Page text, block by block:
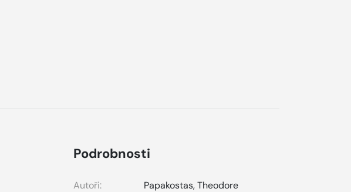
Podrobnosti
Autoři:
Papakostas, Theodore